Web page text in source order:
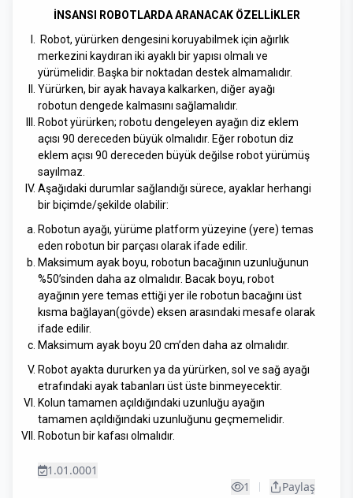
İNSANSI ROBOTLARDA ARANACAK ÖZELLİKLER
Robot, yürürken dengesini koruyabilmek için ağırlık
merkezini kaydıran iki ayaklı bir yapısı olmalı ve
yürümelidir. Başka bir noktadan destek almamalıdır.
Yürürken, bir ayak havaya kalkarken, diğer ayağı
robotun dengede kalmasını sağlamalıdır.
Robot yürürken; robotu dengeleyen ayağın diz eklem
açısı 90 dereceden büyük olmalıdır. Eğer robotun diz
eklem açısı 90 dereceden büyük değilse robot yürümüş
sayılmaz.
Aşağıdaki durumlar sağlandığı sürece, ayaklar herhangi
bir biçimde/şekilde olabilir:
Robotun ayağı, yürüme platform yüzeyine (yere) temas
eden robotun bir parçası olarak ifade edilir.
Maksimum ayak boyu, robotun bacağının uzunluğunun
%50’sinden daha az olmalıdır. Bacak boyu, robot
ayağının yere temas ettiği yer ile robotun bacağını üst
kısma bağlayan(gövde) eksen arasındaki mesafe olarak
ifade edilir.
Maksimum ayak boyu 20 cm’den daha az olmalıdır.
Robot ayakta dururken ya da yürürken, sol ve sağ ayağı
etrafındaki ayak tabanları üst üste binmeyecektir.
Kolun tamamen açıldığındaki uzunluğu ayağın
tamamen açıldığındaki uzunluğunu geçmemelidir.
Robotun bir kafası olmalıdır.
1.01.0001
1
Paylaş